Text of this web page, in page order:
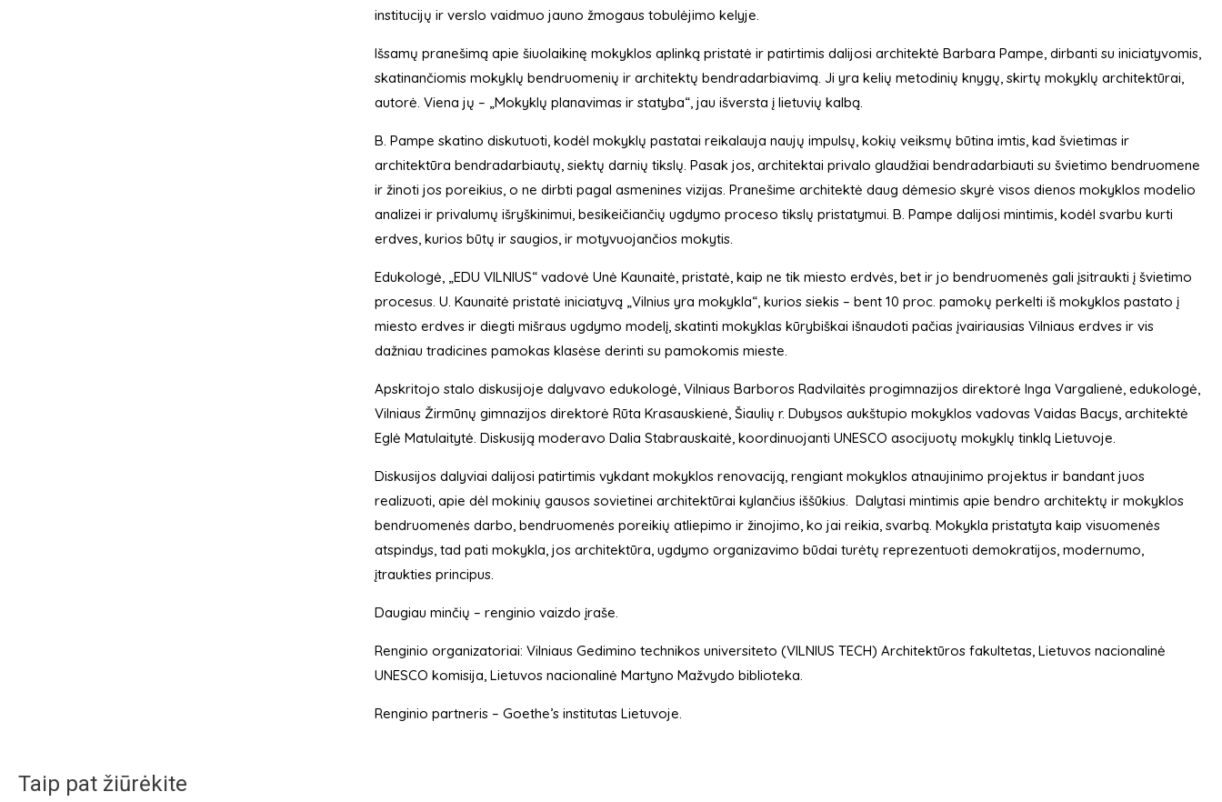
institucijų ir verslo vaidmuo jauno žmogaus tobulėjimo kelyje.
Išsamų pranešimą apie šiuolaikinę mokyklos aplinką pristatė ir patirtimis dalijosi architektė Barbara Pampe, dirbanti su iniciatyvomis,
skatinančiomis mokyklų bendruomenių ir architektų bendradarbiavimą. Ji yra kelių metodinių knygų, skirtų mokyklų architektūrai,
autorė. Viena jų – „Mokyklų planavimas ir statyba“, jau išversta į lietuvių kalbą.
B. Pampe skatino diskutuoti, kodėl mokyklų pastatai reikalauja naujų impulsų, kokių veiksmų būtina imtis, kad švietimas ir
architektūra bendradarbiautų, siektų darnių tikslų. Pasak jos, architektai privalo glaudžiai bendradarbiauti su švietimo bendruomene
ir žinoti jos poreikius, o ne dirbti pagal asmenines vizijas. Pranešime architektė daug dėmesio skyrė visos dienos mokyklos modelio
analizei ir privalumų išryškinimui, besikeičiančių ugdymo proceso tikslų pristatymui. B. Pampe dalijosi mintimis, kodėl svarbu kurti
erdves, kurios būtų ir saugios, ir motyvuojančios mokytis.
Edukologė, „EDU VILNIUS“ vadovė Unė Kaunaitė, pristatė, kaip ne tik miesto erdvės, bet ir jo bendruomenės gali įsitraukti į švietimo
procesus. U. Kaunaitė pristatė iniciatyvą „Vilnius yra mokykla“, kurios siekis – bent 10 proc. pamokų perkelti iš mokyklos pastato į
miesto erdves ir diegti mišraus ugdymo modelį, skatinti mokyklas kūrybiškai išnaudoti pačias įvairiausias Vilniaus erdves ir vis
dažniau tradicines pamokas klasėse derinti su pamokomis mieste.
Apskritojo stalo diskusijoje dalyvavo edukologė, Vilniaus Barboros Radvilaitės progimnazijos direktorė Inga Vargalienė, edukologė,
Vilniaus Žirmūnų gimnazijos direktorė Rūta Krasauskienė, Šiaulių r. Dubysos aukštupio mokyklos vadovas Vaidas Bacys, architektė
Eglė Matulaitytė. Diskusiją moderavo Dalia Stabrauskaitė, koordinuojanti UNESCO asocijuotų mokyklų tinklą Lietuvoje.
Diskusijos dalyviai dalijosi patirtimis vykdant mokyklos renovaciją, rengiant mokyklos atnaujinimo projektus ir bandant juos
realizuoti, apie dėl mokinių gausos sovietinei architektūrai kylančius iššūkius. Dalytasi mintimis apie bendro architektų ir mokyklos
bendruomenės darbo, bendruomenės poreikių atliepimo ir žinojimo, ko jai reikia, svarbą. Mokykla pristatyta kaip visuomenės
atspindys, tad pati mokykla, jos architektūra, ugdymo organizavimo būdai turėtų reprezentuoti demokratijos, modernumo,
įtraukties principus.
Daugiau minčių – renginio vaizdo įraše.
Renginio organizatoriai: Vilniaus Gedimino technikos universiteto (VILNIUS TECH) Architektūros fakultetas, Lietuvos nacionalinė
UNESCO komisija, Lietuvos nacionalinė Martyno Mažvydo biblioteka.
Renginio partneris – Goethe’s institutas Lietuvoje.
Taip pat žiūrėkite